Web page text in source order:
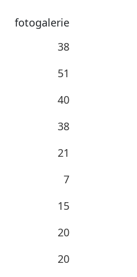
fotogalerie
38
51
40
38
21
7
15
20
20